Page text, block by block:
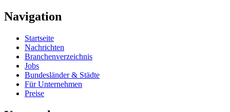
Navigation
Startseite
Nachrichten
Branchenverzeichnis
Jobs
Bundesländer & Städte
Für Unternehmen
Preise